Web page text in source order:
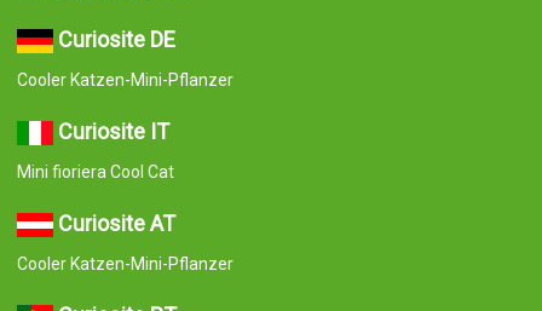
Curiosite DE
Cooler Katzen-Mini-Pflanzer
Curiosite IT
Mini fioriera Cool Cat
Curiosite AT
Cooler Katzen-Mini-Pflanzer